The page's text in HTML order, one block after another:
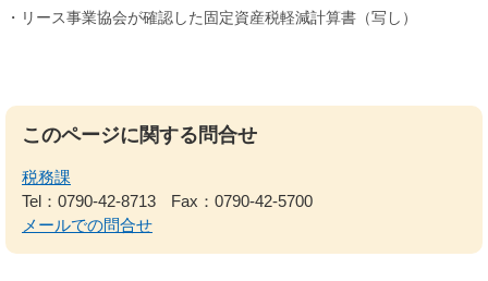
・リース事業協会が確認した固定資産税軽減計算書（写し）
このページに関する問合せ
税務課
Tel：0790-42-8713
Fax：0790-42-5700
メールでの問合せ